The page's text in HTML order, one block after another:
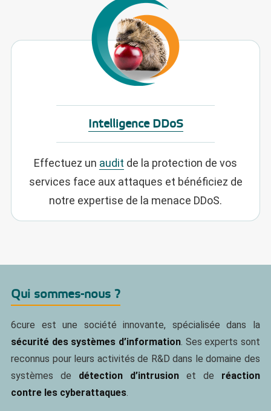
Intelligence DDoS
Effectuez un audit de la protection de vos
services face aux attaques et bénéficiez de
notre expertise de la menace DDoS.
Qui sommes-nous ?
6cure est une société innovante, spécialisée dans la
sécurité des systèmes d’information . Ses experts sont
reconnus pour leurs activités de R&D dans le domaine des
systèmes de détection d’intrusion et de réaction
contre les cyberattaques